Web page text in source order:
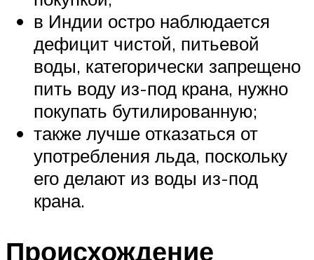
в Индии остро наблюдается
дефицит чистой, питьевой
воды, категорически запрещено
пить воду из-под крана, нужно
покупать бутилированную;
также лучше отказаться от
употребления льда, поскольку
его делают из воды из-под
крана.
Происхождение